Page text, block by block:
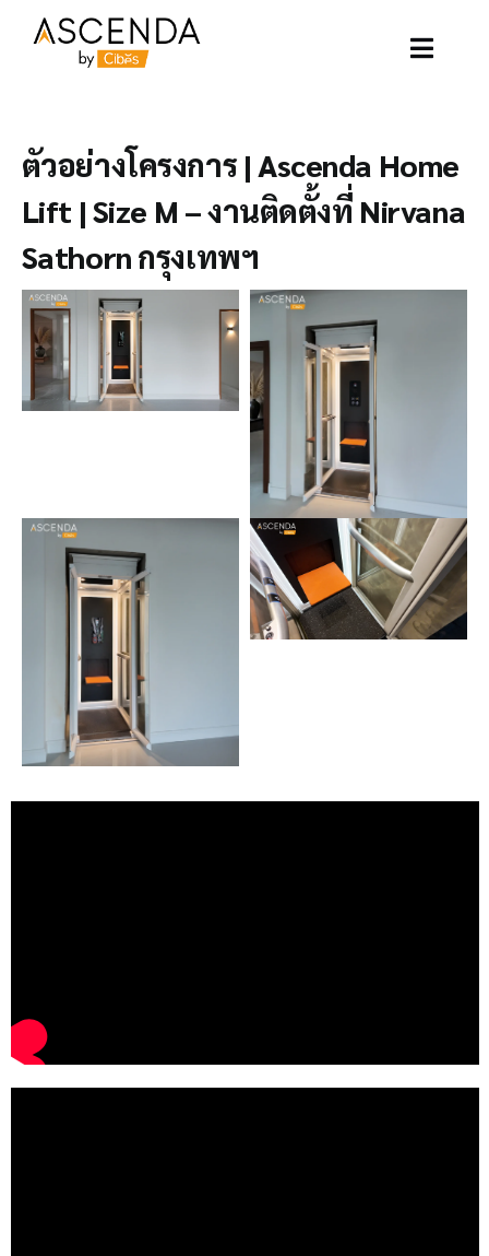
Toggle
ตัวอย่างโครงการ
ลิฟท์ของเรา
บทความ
ติดต่อเรา
เกี่ยวกับเรา
ตัวอย่างโครงการ | Ascenda Home
Lift | Size M – งานติดตั้งที่ Nirvana
Sathorn กรุงเทพฯ